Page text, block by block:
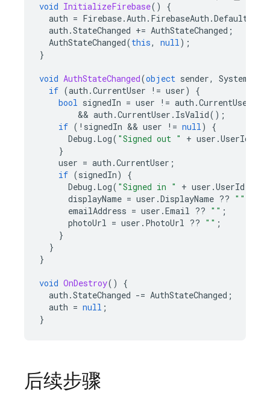
void InitializeFirebase()
{
auth = Firebase.Auth . FirebaseAuth .
auth .StateChanged += AuthStateChanged ;
AuthStateChanged(this, null);
}
void AuthStateChanged(object sender, System
if (auth .CurrentUser != user)
{
bool signedIn = user != auth .CurrentUser
        &&
auth .CurrentUser . IsValid();
if ( ! signedIn && user != null)
{
Debug . Log( "Signed out " + user .UserId
}
user = auth .CurrentUser ;
if (signedIn)
{
Debug . Log( "Signed in " + user .UserId
displayName = user .DisplayName ?? ""
emailAddress = user .Email ?? "" ;
photoUrl = user . PhotoUrl ?? "" ;
}
}
}
void OnDestroy()
{
auth .StateChanged -= AuthStateChanged ;
auth = null ;
}
后续步骤